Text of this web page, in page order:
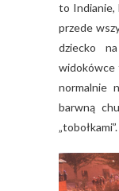
to Indianie,
przede
dziecko
widokówce
normalnie
barwną
„tobołkami”.